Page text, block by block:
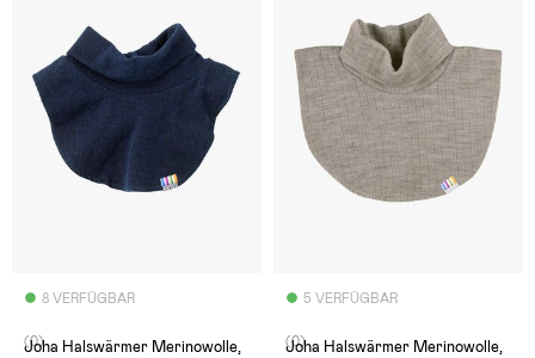
8 VERFÜGBAR
(0)
Joha Halswärmer Merinowolle,
5 VERFÜGBAR
(0)
Joha Halswärmer Merinowolle,